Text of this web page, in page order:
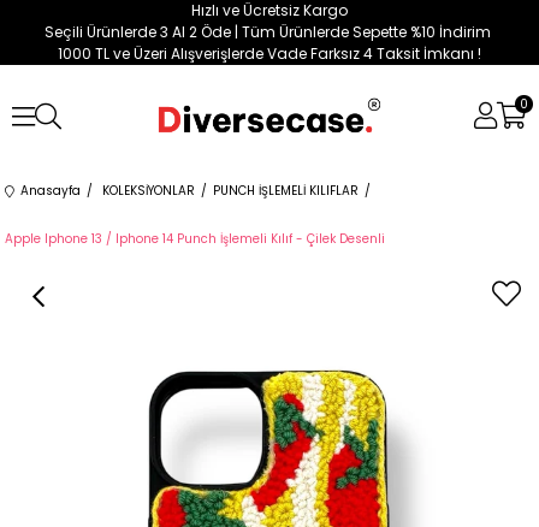
Hızlı ve Ücretsiz Kargo
Seçili Ürünlerde 3 Al 2 Öde | Tüm Ürünlerde Sepette %10 İndirim
1000 TL ve Üzeri Alışverişlerde Vade Farksız 4 Taksit İmkanı !
0
Anasayfa KOLEKSİYONLAR PUNCH İŞLEMELİ KILIFLAR
Apple Iphone 13 / Iphone 14 Punch İşlemeli Kılıf - Çilek Desenli